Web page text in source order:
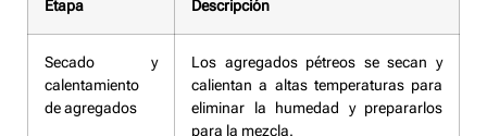
Etapa Descripción
Secado y
calentamiento
de agregados
Los agregados pétreos se secan y
calientan a altas temperaturas para
eliminar la humedad y prepararlos
para la mezcla.